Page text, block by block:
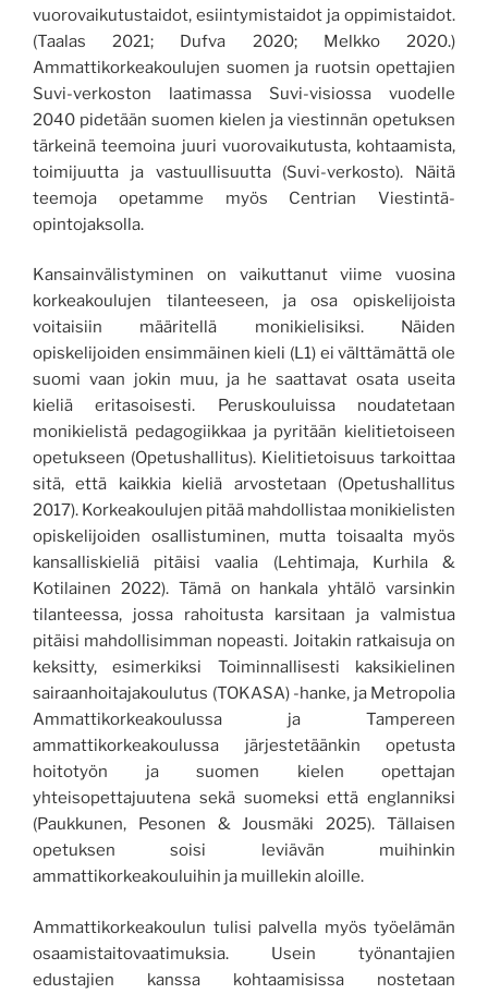
vuorovaikutustaidot, esiintymistaidot ja oppimistaidot.
(Taalas 2021; Dufva 2020; Melkko 2020.)
Ammattikorkeakoulujen suomen ja ruotsin opettajien
Suvi-verkoston laatimassa Suvi-visiossa vuodelle
2040 pidetään suomen kielen ja viestinnän opetuksen
tärkeinä teemoina juuri vuorovaikutusta, kohtaamista,
toimijuutta ja vastuullisuutta (Suvi-verkosto). Näitä
teemoja opetamme myös Centrian Viestintä-
opintojaksolla.
Kansainvälistyminen on vaikuttanut viime vuosina
korkeakoulujen tilanteeseen, ja osa opiskelijoista
voitaisiin määritellä monikielisiksi. Näiden
opiskelijoiden ensimmäinen kieli (L1) ei välttämättä ole
suomi vaan jokin muu, ja he saattavat osata useita
kieliä eritasoisesti. Peruskouluissa noudatetaan
monikielistä pedagogiikkaa ja pyritään kielitietoiseen
opetukseen (Opetushallitus). Kielitietoisuus tarkoittaa
sitä, että kaikkia kieliä arvostetaan (Opetushallitus
2017). Korkeakoulujen pitää mahdollistaa monikielisten
opiskelijoiden osallistuminen, mutta toisaalta myös
kansalliskieliä pitäisi vaalia (Lehtimaja, Kurhila &
Kotilainen 2022). Tämä on hankala yhtälö varsinkin
tilanteessa, jossa rahoitusta karsitaan ja valmistua
pitäisi mahdollisimman nopeasti. Joitakin ratkaisuja on
keksitty, esimerkiksi Toiminnallisesti kaksikielinen
sairaanhoitajakoulutus (TOKASA) -hanke, ja Metropolia
Ammattikorkeakoulussa ja Tampereen
ammattikorkeakoulussa järjestetäänkin opetusta
hoitotyön ja suomen kielen opettajan
yhteisopettajuutena sekä suomeksi että englanniksi
(Paukkunen, Pesonen & Jousmäki 2025). Tällaisen
opetuksen soisi leviävän muihinkin
ammattikorkeakouluihin ja muillekin aloille.
Ammattikorkeakoulun tulisi palvella myös työelämän
osaamistaitovaatimuksia. Usein työnantajien
edustajien kanssa kohtaamisissa nostetaan